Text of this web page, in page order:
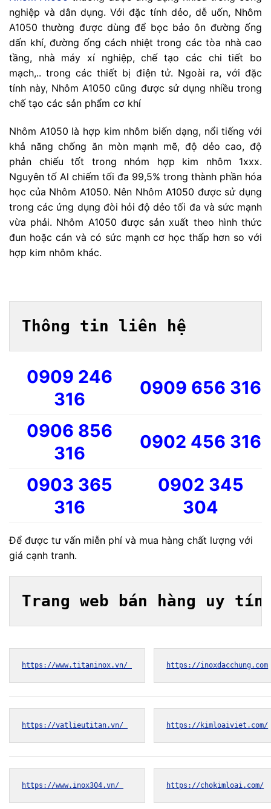
nghiệp và dân dụng. Với đặc tính dẻo, dễ uốn, Nhôm
A1050 thường được dùng để bọc bảo ôn đường ống
dấn khí, đường ống cách nhiệt trong các tòa nhà cao
tầng, nhà máy xí nghiệp, chế tạo các chi tiết bo
mạch,.. trong các thiết bị điện tử. Ngoài ra, với đặc
tính này, Nhôm A1050 cũng được sử dụng nhiều trong
chế tạo các sản phẩm cơ khí
Nhôm A1050 là hợp kim nhôm biến dạng, nổi tiếng với
khả năng chống ăn mòn mạnh mẽ, độ dẻo cao, độ
phản chiếu tốt trong nhóm hợp kim nhôm 1xxx.
Nguyên tố Al chiếm tối đa 99,5% trong thành phần hóa
học của Nhôm A1050. Nên Nhôm A1050 được sử dụng
trong các ứng dụng đòi hỏi độ dẻo tối đa và sức mạnh
vừa phải. Nhôm A1050 được sản xuất theo hình thức
đun hoặc cán và có sức mạnh cơ học thấp hơn so với
hợp kim nhôm khác.
Thông tin liên hệ
0909 246
316
0909 656 316
0906 856
316
0902 456 316
0903 365
316
0902 345
304
Để được tư vấn miễn phí và mua hàng chất lượng với
giá cạnh tranh.
Trang web bán hàng uy tín
https://www.titaninox.vn/ https://inoxdacchung.com
https://vatlieutitan.vn/ https://kimloaiviet.com/
https://www.inox304.vn/ https://chokimloai.com/